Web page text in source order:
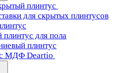
плинтус
для скрытых плинтусов
плинтус для пола
плинтус
МДФ Deartio